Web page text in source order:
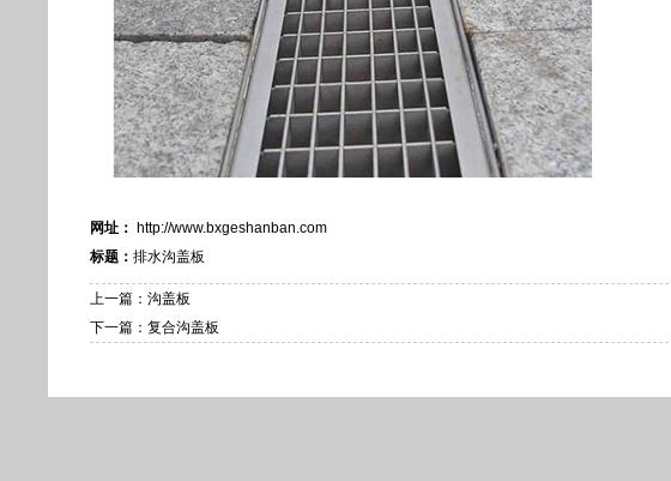
网址： http://www.bxgeshanban.com
标题： 排水沟盖板
上一篇：沟盖板
下一篇：复合沟盖板